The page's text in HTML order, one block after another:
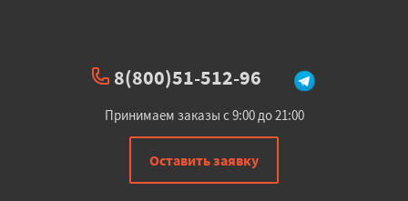
8(800)51-512-96
Принимаем заказы с 9:00 до 21:00
Оставить заявку